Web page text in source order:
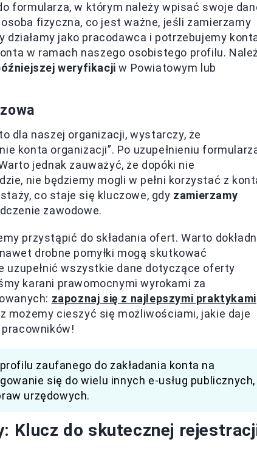
formularza, w którym należy wpisać swoje
fizyczna, co jest ważne, jeśli zamierzamy
działamy jako pracodawca i potrzebujemy
w ramach naszego osobistego profilu.
weryfikacji w Powiatowym lub
dla naszej organizacji, wystarczy, że
konta organizacji”. Po uzupełnieniu
jednak zauważyć, że dopóki nie
nie będziemy mogli w pełni korzystać z
co staje się kluczowe, gdy zamierzamy
zawodowe.
przystąpić do składania ofert. Warto
drobne pomyłki mogą skutkować
uzupełnić wszystkie dane dotyczące oferty
karani prawomocnymi wyrokami za
zapoznaj się z najlepszymi praktykami
możemy cieszyć się możliwościami, jakie daje
zaufanego do zakładania konta na
się do wielu innych e-usług publicznych,
urzędowych.
Klucz do skutecznej